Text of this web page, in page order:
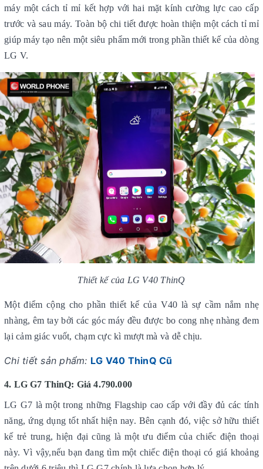
máy một cách tỉ mỉ kết hợp với hai mặt kính cường lực cao cấp
trước và sau máy. Toàn bộ chi tiết được hoàn thiện một cách tỉ mỉ
giúp máy tạo nên một siêu phẩm mới trong phần thiết kế của dòng
LG V.
Thiết kế của LG V40 ThinQ
Một điểm cộng cho phần thiết kế của V40 là sự cầm nắm nhẹ
nhàng, êm tay bởi các góc máy đều được bo cong nhẹ nhàng đem
lại cảm giác vuốt, chạm cực kì mượt mà và dễ chịu.
Chi tiết sản phẩm: LG V40 ThinQ Cũ
4. LG G7 ThinQ: Giá 4.790.000
LG G7 là một trong những Flagship cao cấp với đầy đủ các tính
năng, ứng dụng tốt nhất hiện nay. Bên cạnh đó, việc sở hữu thiết
kế trẻ trung, hiện đại cũng là một ưu điểm của chiếc điện thoại
này. Vì vậy,nếu bạn đang tìm một chiếc điện thoại có giá khoảng